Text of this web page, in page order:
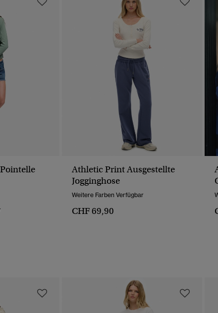
Athletic Print Ausgestellte
Jogginghose
Weitere Farben Verfügbar
CHF 69,90